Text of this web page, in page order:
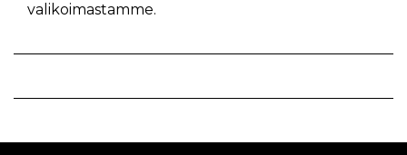
valikoimastamme.